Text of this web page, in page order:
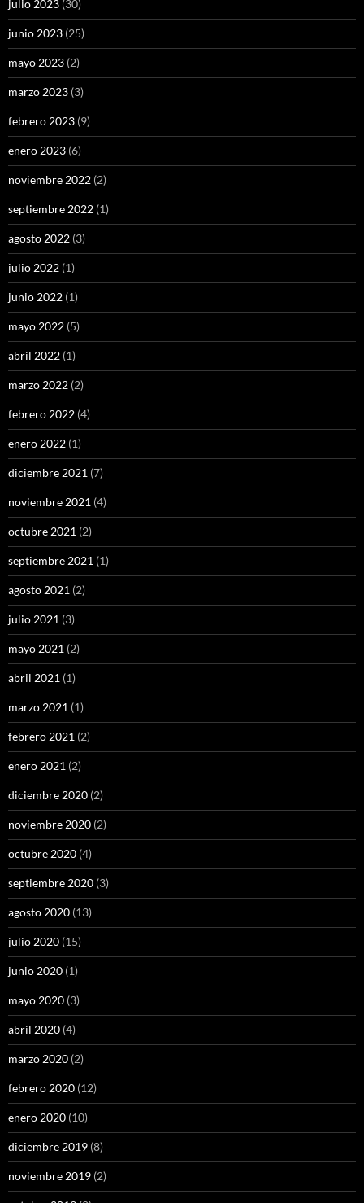
julio 2023 (30)
junio 2023 (25)
mayo 2023 (2)
marzo 2023 (3)
febrero 2023 (9)
enero 2023 (6)
noviembre 2022 (2)
septiembre 2022 (1)
agosto 2022 (3)
julio 2022 (1)
junio 2022 (1)
mayo 2022 (5)
abril 2022 (1)
marzo 2022 (2)
febrero 2022 (4)
enero 2022 (1)
diciembre 2021 (7)
noviembre 2021 (4)
octubre 2021 (2)
septiembre 2021 (1)
agosto 2021 (2)
julio 2021 (3)
mayo 2021 (2)
abril 2021 (1)
marzo 2021 (1)
febrero 2021 (2)
enero 2021 (2)
diciembre 2020 (2)
noviembre 2020 (2)
octubre 2020 (4)
septiembre 2020 (3)
agosto 2020 (13)
julio 2020 (15)
junio 2020 (1)
mayo 2020 (3)
abril 2020 (4)
marzo 2020 (2)
febrero 2020 (12)
enero 2020 (10)
diciembre 2019 (8)
noviembre 2019 (2)